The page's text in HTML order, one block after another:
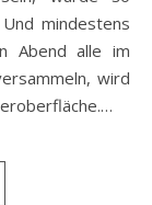
mindestens
Abend alle im
wird